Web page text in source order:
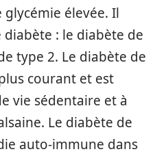
élevée. Il
: le diabète de
type 2. Le diabète de
courant et est
vie sédentaire et à
Le diabète de
auto-immune dans